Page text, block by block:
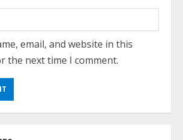
email, and website in this
the next time I comment.